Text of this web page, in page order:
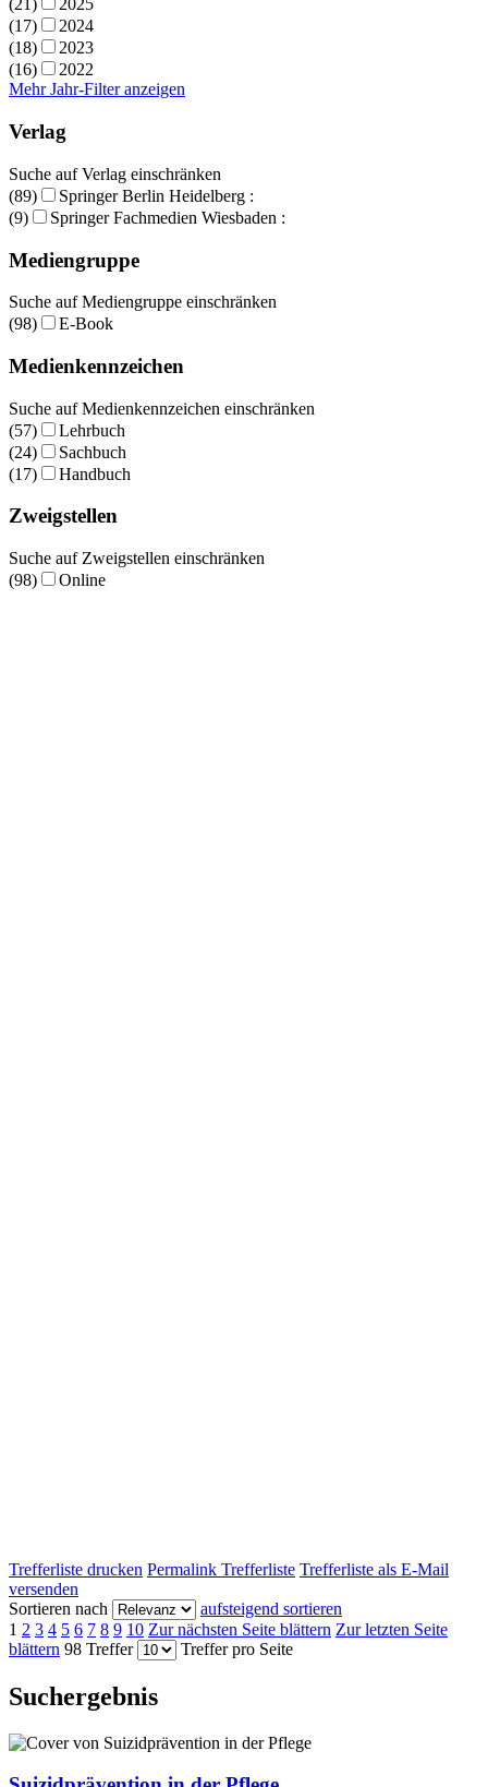
(21)
2025
(17)
2024
(18)
2023
(16)
2022
Mehr Jahr-Filter anzeigen
Verlag
Suche auf Verlag einschränken
(89)
Springer Berlin Heidelberg :
(9)
Springer Fachmedien Wiesbaden :
Mediengruppe
Suche auf Mediengruppe einschränken
(98)
E-Book
Medienkennzeichen
Suche auf Medienkennzeichen einschränken
(57)
Lehrbuch
(24)
Sachbuch
(17)
Handbuch
Zweigstellen
Suche auf Zweigstellen einschränken
(98)
Online
Trefferliste drucken Permalink Trefferliste Trefferliste als E-Mail
versenden
Sortieren nach
aufsteigend sortieren
1 2 3 4 5 6 7 8 9 10 Zur nächsten Seite blättern Zur letzten Seite
blättern 98 Treffer Treffer pro Seite
Suchergebnis